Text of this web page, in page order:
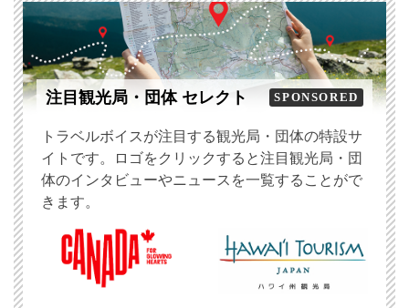
注目観光局・団体 セレクト SPONSORED
トラベルボイスが注目する観光局・団体の特設サ
イトです。ロゴをクリックすると注目観光局・団
体のインタビューやニュースを一覧することがで
きます。